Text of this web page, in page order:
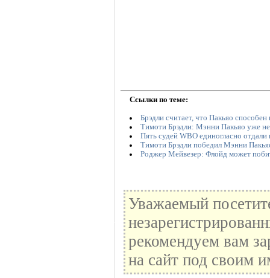
Ссылки по теме:
Брэдли считает, что Пакьяо
Тимоти Брэдли: Мэнни Пакьяо уже
Пять судей WBO единогласно
Тимоти Брэдли победил Мэнни
Роджер Мейвезер: Флойд может
Уважаемый
рекомендуем вам
на сайт под своим